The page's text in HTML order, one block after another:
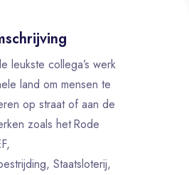
leukste collega’s werk
land om mensen te
op straat of aan de
zoals het Rode
Staatsloterij,